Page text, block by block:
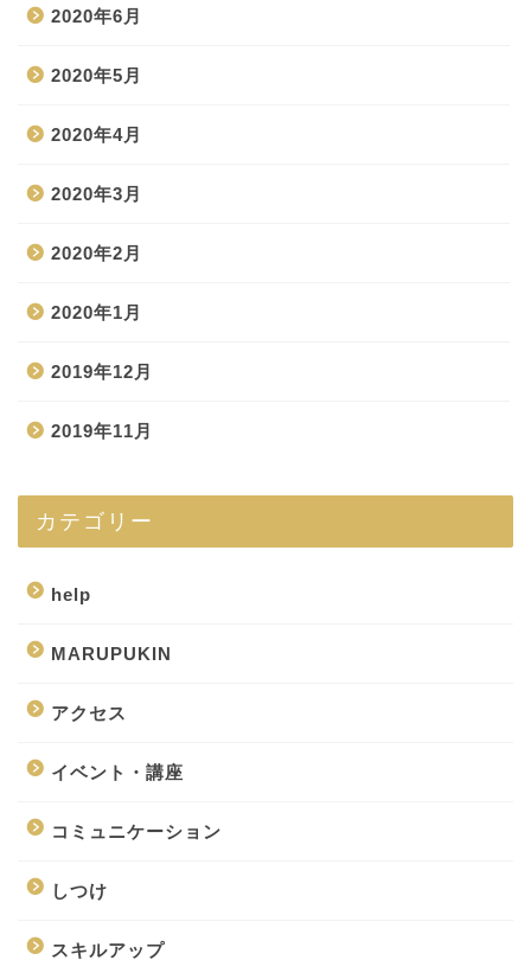
2020年6月
2020年5月
2020年4月
2020年3月
2020年2月
2020年1月
2019年12月
2019年11月
カテゴリー
help
MARUPUKIN
アクセス
イベント・講座
コミュニケーション
しつけ
スキルアップ